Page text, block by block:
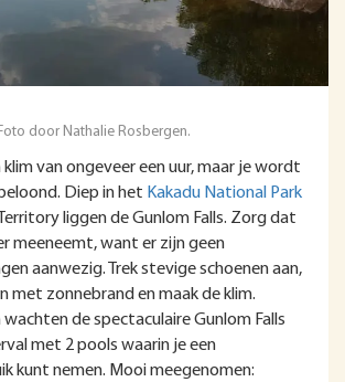
door Nathalie Rosbergen.
klim van ongeveer een uur, maar je wordt
Diep in het Kakadu National Park
liggen de Gunlom Falls. Zorg dat
meeneemt, want er zijn geen
aanwezig. Trek stevige schoenen aan,
met zonnebrand en maak de klim.
wachten de spectaculaire Gunlom Falls
met 2 pools waarin je een
kunt nemen. Mooi meegenomen: